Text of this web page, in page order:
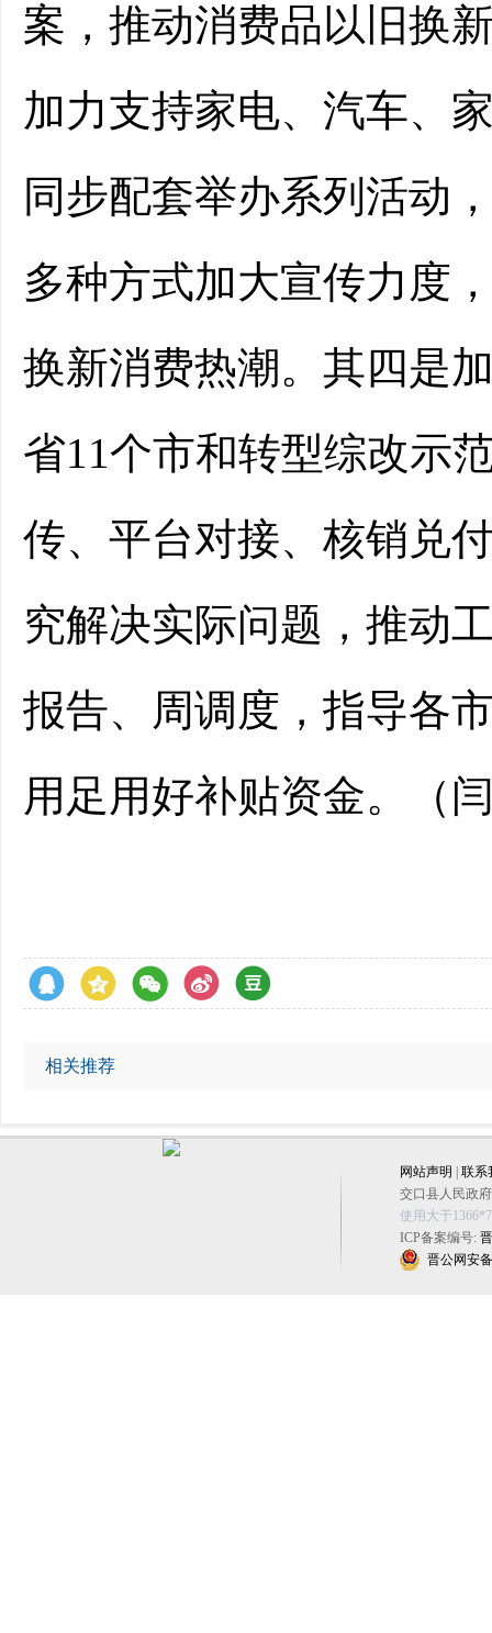
案，推动消费品以旧换
加力支持家电、汽车、
同步配套举办系列活动
多种方式加大宣传力度
换新消费热潮。其四是
省11个市和转型综改示
传、平台对接、核销兑
究解决实际问题，推动
报告、周调度，指导各
用足用好补贴资金。
（
相关推荐
网站声明
联系
交口县人民政
使用大于
ICP备案编号:
晋公网安